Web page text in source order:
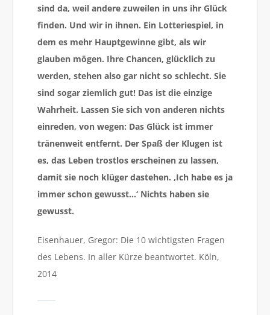
sind da, weil andere zuweilen in uns ihr Glück
finden. Und wir in ihnen. Ein Lotteriespiel, in
dem es mehr Hauptgewinne gibt, als wir
glauben mögen. Ihre Chancen, glücklich zu
werden, stehen also gar nicht so schlecht. Sie
sind sogar ziemlich gut! Das ist die einzige
Wahrheit. Lassen Sie sich von anderen nichts
einreden, von wegen: Das Glück ist immer
tränenweit entfernt. Der Spaß der Klugen ist
es, das Leben trostlos erscheinen zu lassen,
damit sie noch klüger dastehen. ‚Ich habe es ja
immer schon gewusst…‘ Nichts haben sie
gewusst.
Eisenhauer, Gregor: Die 10 wichtigsten Fragen
des Lebens. In aller Kürze beantwortet. Köln,
2014